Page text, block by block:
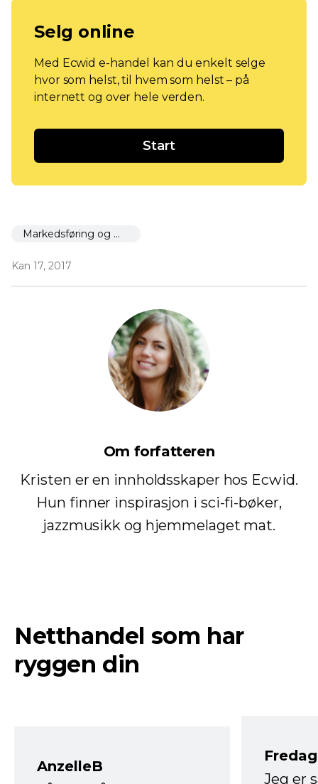
Selg online
Med Ecwid e-handel kan du enkelt selge
hvor som helst, til hvem som helst – på
internett og over hele verden.
Start
Markedsføring og markedsføring
Kan 17, 2017
Om forfatteren
Kristen er en innholdsskaper hos Ecwid.
Hun finner inspirasjon i sci-fi-bøker,
jazzmusikk og hjemmelaget mat.
Netthandel som har
ryggen din
AnzelleB
Jeg er